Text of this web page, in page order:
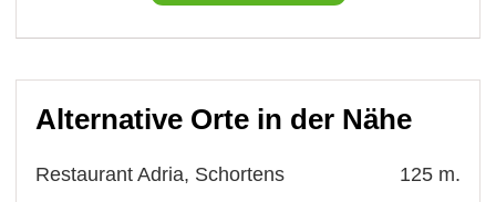
Alternative Orte in der Nähe
Restaurant Adria, Schortens 125 m.